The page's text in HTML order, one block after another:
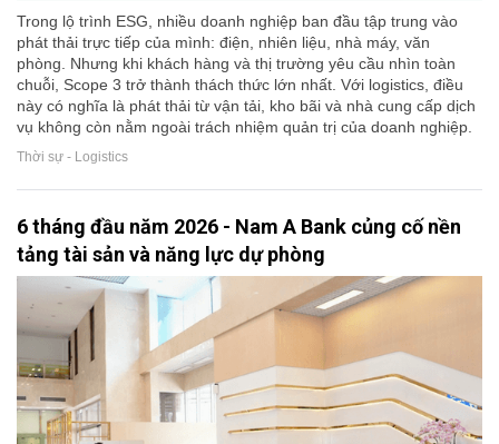
Trong lộ trình ESG, nhiều doanh nghiệp ban đầu tập trung vào
phát thải trực tiếp của mình: điện, nhiên liệu, nhà máy, văn
phòng. Nhưng khi khách hàng và thị trường yêu cầu nhìn toàn
chuỗi, Scope 3 trở thành thách thức lớn nhất. Với logistics, điều
này có nghĩa là phát thải từ vận tải, kho bãi và nhà cung cấp dịch
vụ không còn nằm ngoài trách nhiệm quản trị của doanh nghiệp.
Thời sự - Logistics
6 tháng đầu năm 2026 - Nam A Bank củng cố nền
tảng tài sản và năng lực dự phòng